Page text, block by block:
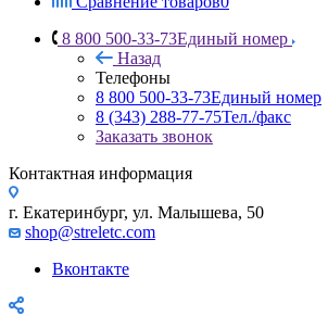
8 800 500-33-73Единый номер
Назад
Телефоны
8 800 500-33-73Единый номер
8 (343) 288-77-75Тел./факс
Заказать звонок
Контактная информация
г. Екатеринбург, ул. Малышева, 50
shop@streletc.com
Вконтакте